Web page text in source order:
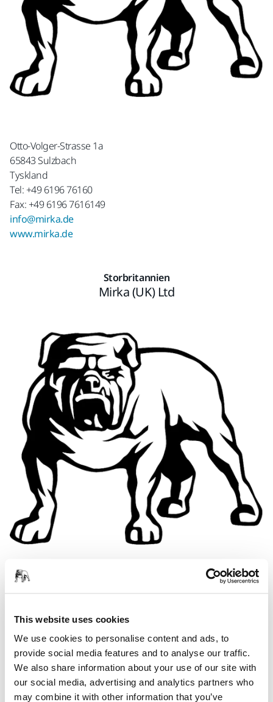
This website uses cookies
We use cookies to personalise content and ads, to
provide social media features and to analyse our traffic.
We also share information about your use of our site with
our social media, advertising and analytics partners who
may combine it with other information that you’ve
Otto-Volger-Strasse 1a
65843 Sulzbach
Tyskland
Tel: +49 6196 76160
Fax: +49 6196 7616149
info@mirka.de
www.mirka.de
Storbritannien
Mirka (UK) Ltd
Furzton Lake
Milton Keynes MK4 1GA
Storbritannien
Tel: +44-1908-866100
Fax: +44-1908-376611
sales.uk@mirka.com